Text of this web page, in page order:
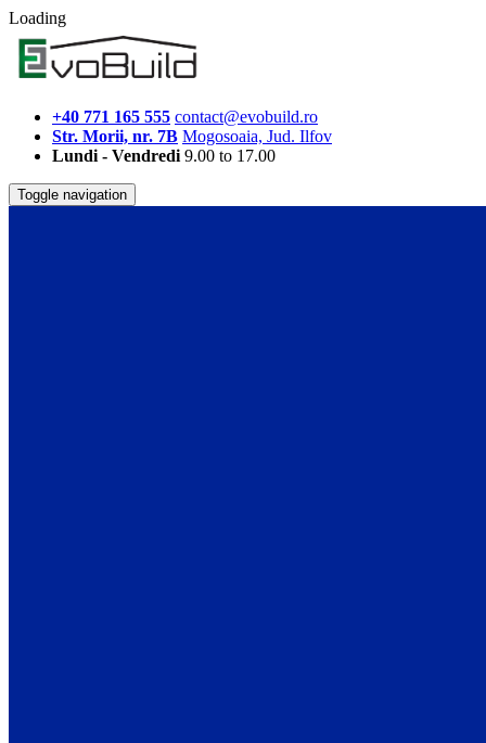
Loading
+40 771 165 555 contact@evobuild.ro
Str. Morii, nr. 7B Mogosoaia, Jud. Ilfov
Lundi - Vendredi 9.00 to 17.00
Toggle navigation